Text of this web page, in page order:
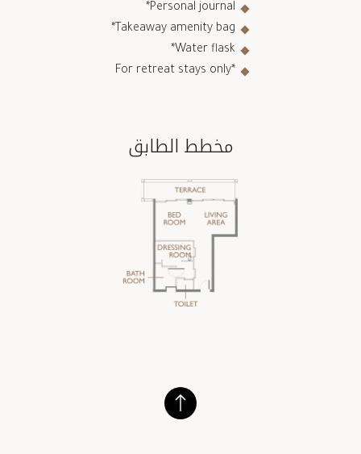
Personal journal*
Takeaway amenity bag*
Water flask*
*For retreat stays only
مخطط الطابق